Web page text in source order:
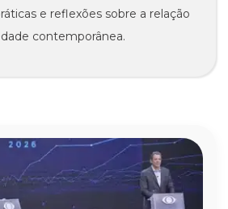
e reflexões sobre a relação
contemporânea.